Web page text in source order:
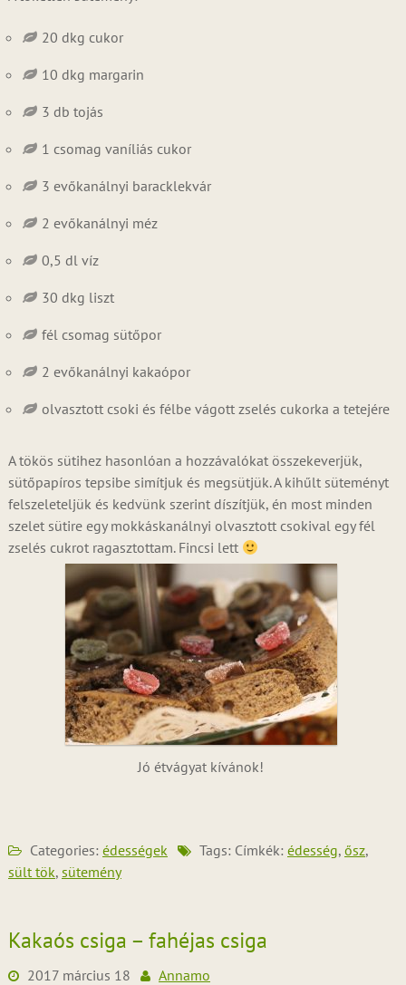
20 dkg cukor
10 dkg margarin
3 db tojás
1 csomag vaníliás cukor
3 evőkanálnyi baracklekvár
2 evőkanálnyi méz
0,5 dl víz
30 dkg liszt
fél csomag sütőpor
2 evőkanálnyi kakaópor
olvasztott csoki és félbe vágott zselés cukorka a tetejére
A tökös sütihez hasonlóan a hozzávalókat összekeverjük,
sütőpapíros tepsibe simítjuk és megsütjük. A kihűlt süteményt
felszeleteljük és kedvünk szerint díszítjük, én most minden
szelet sütire egy mokkáskanálnyi olvasztott csokival egy fél
zselés cukrot ragasztottam. Fincsi lett
Jó étvágyat kívánok!
Categories: édességek Tags: Címkék: édesség, ősz,
sült tök, sütemény
Kakaós csiga – fahéjas csiga
2017 március 18
Annamo